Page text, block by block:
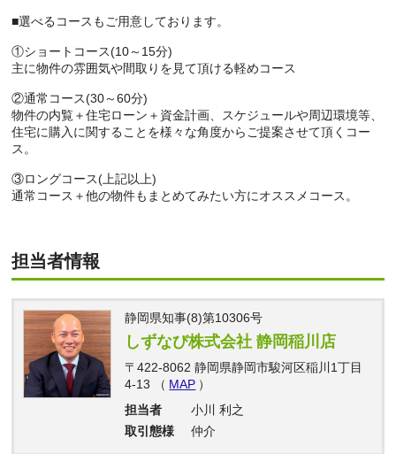
■選べるコースもご用意しております。
①ショートコース(10～15分)
主に物件の雰囲気や間取りを見て頂ける軽めコース
②通常コース(30～60分)
物件の内覧＋住宅ローン＋資金計画、スケジュールや周辺環境等、
住宅に購入に関することを様々な角度からご提案させて頂くコー
ス。
③ロングコース(上記以上)
通常コース＋他の物件もまとめてみたい方にオススメコース。
担当者情報
静岡県知事(8)第10306号
しずなび株式会社 静岡稲川店
〒422-8062 静岡県静岡市駿河区稲川1丁目
4-13 （ MAP ）
担当者
小川 利之
取引態様
仲介